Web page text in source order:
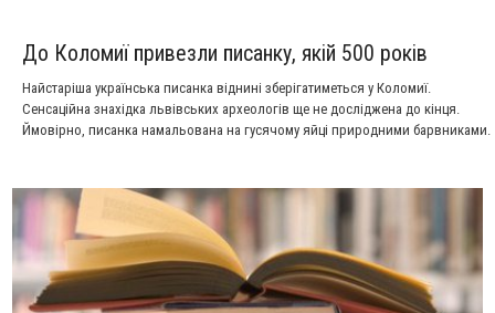
До Коломиї привезли писанку, якій 500 років
Найстаріша українська писанка віднині зберігатиметься у Коломиї.
Сенсаційна знахідка львівських археологів ще не досліджена до кінця.
Ймовірно, писанка намальована на гусячому яйці природними барвниками.